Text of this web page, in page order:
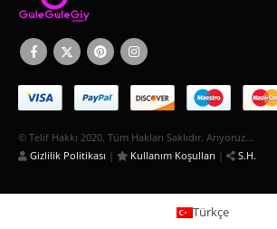
© Telif Hakkı 2020. Tüm Hakları Saklıdır. Arıyoruz...
Gizlilik Politikası | Kullanım Koşulları | S.H.
Türkçe